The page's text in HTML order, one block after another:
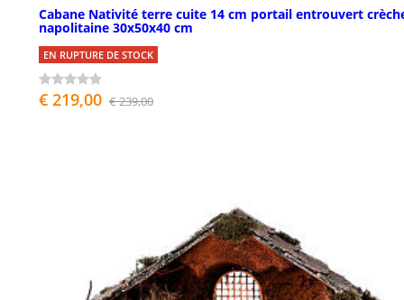
Cabane Nativité terre cuite 14 cm portail entrouvert
napolitaine 30x50x40 cm
EN RUPTURE DE STOCK
€ 219,00 € 239,00